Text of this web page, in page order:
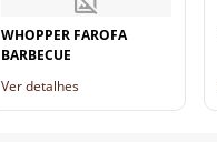
WHOPPER FAROFA
BARBECUE
Ver detalhes